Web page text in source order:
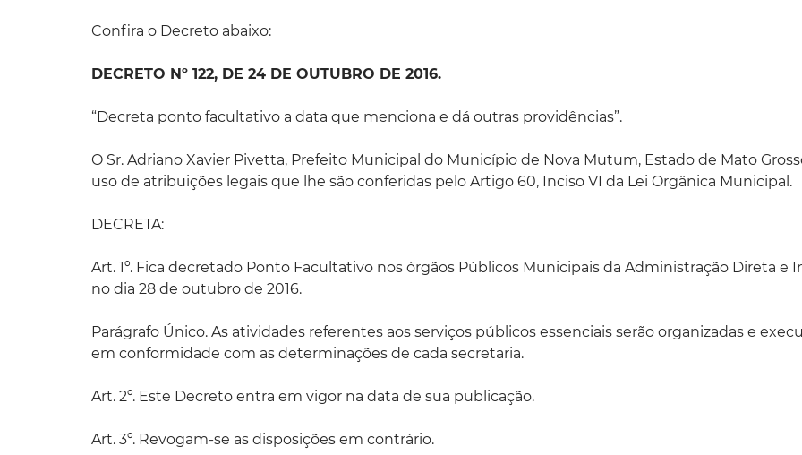
Confira o Decreto abaixo:
DECRETO Nº 122, DE 24 DE OUTUBRO DE 2016.
“Decreta ponto facultativo a data que menciona e dá outras providências”.
O Sr. Adriano Xavier Pivetta, Prefeito Municipal do Município de Nova Mutum, Estado de Mato
uso de atribuições legais que lhe são conferidas pelo Artigo 60, Inciso VI da Lei Orgânica Municipal.
DECRETA:
Art. 1º. Fica decretado Ponto Facultativo nos órgãos Públicos Municipais da Administração Direta e
no dia 28 de outubro de 2016.
Parágrafo Único. As atividades referentes aos serviços públicos essenciais serão organizadas e
em conformidade com as determinações de cada secretaria.
Art. 2º. Este Decreto entra em vigor na data de sua publicação.
Art. 3º. Revogam-se as disposições em contrário.